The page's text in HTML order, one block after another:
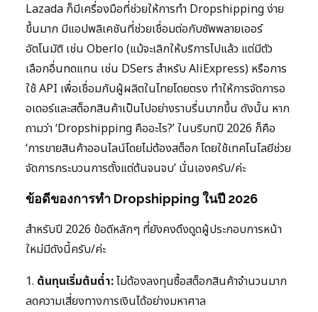
Lazada ก็มีเครื่องมือที่ช่วยให้การทำ Dropshipping ง่าย
ขึ้นมาก มีแอปพลิเคชันที่ช่วยเชื่อมต่อกับซัพพลายเออร์
อัตโนมัติ เช่น Oberlo (แม้จะเลิกให้บริการไปแล้ว แต่มีตัว
เลือกอื่นทดแทน เช่น DSers สำหรับ AliExpress) หรือการ
ใช้ API เพื่อเชื่อมกับผู้ผลิตในไทยโดยตรง ทำให้การจัดการอ
อเดอร์และสต็อกสินค้าเป็นไปอย่างราบรื่นมากขึ้น ดังนั้น หาก
ถามว่า ‘Dropshipping คืออะไร?’ ในบริบทปี 2026 ก็คือ
‘การขายสินค้าออนไลน์โดยไม่ต้องสต็อก โดยใช้เทคโนโลยีช่วย
จัดการกระบวนการตั้งแต่ต้นจนจบ’ นั่นเองครับ/ค่ะ
ข้อดีของการทำ Dropshipping ในปี 2026
สำหรับปี 2026 ข้อดีหลักๆ ที่ยังคงดึงดูดผู้ประกอบการหน้า
ใหม่มีดังนี้ครับ/ค่ะ
1. ต้นทุนเริ่มต้นต่ำ:ไม่ต้องลงทุนซื้อสต็อกสินค้าจำนวนมาก
ลดความเสี่ยงทางการเงินได้อย่างมหาศาล